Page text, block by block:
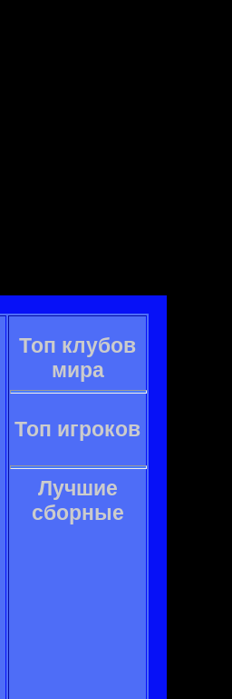
Топ клубов
мира
Топ игроков
Лучшие
сборные